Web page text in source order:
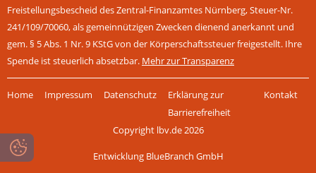
Freistellungsbescheid des Zentral-Finanzamtes Nürnberg, Steuer-Nr.
241/109/70060, als gemeinnützigen Zwecken dienend anerkannt und
gem. § 5 Abs. 1 Nr. 9 KStG von der Körperschaftssteuer freigestellt. Ihre
Spende ist steuerlich absetzbar. Mehr zur Transparenz
überspringen
Home Impressum Datenschutz
Erklärung zur
Barrierefreiheit
Kontakt
Copyright lbv.de 2026
Entwicklung BlueBranch GmbH